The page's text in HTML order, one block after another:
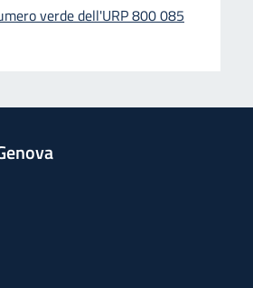
verde dell'URP 800 085